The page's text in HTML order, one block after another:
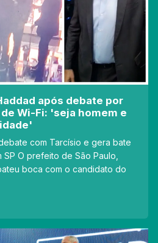
após debate por
Wi-Fi: 'seja homem e
com Tarcísio e gera bate
O prefeito de São Paulo,
boca com o candidato do